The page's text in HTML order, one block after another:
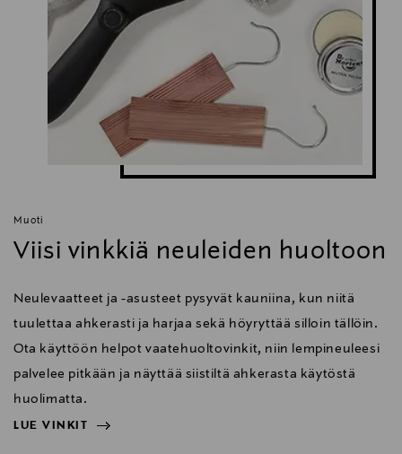
Muoti
Viisi vinkkiä neuleiden huoltoon
Neulevaatteet ja -asusteet pysyvät kauniina, kun niitä
tuulettaa ahkerasti ja harjaa sekä höyryttää silloin tällöin.
Ota käyttöön helpot vaatehuoltovinkit, niin lempineuleesi
palvelee pitkään ja näyttää siistiltä ahkerasta käytöstä
huolimatta.
LUE VINKIT